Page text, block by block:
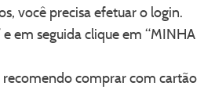
você precisa efetuar o login.
e em seguida clique em “MINHA
recomendo comprar com cartão